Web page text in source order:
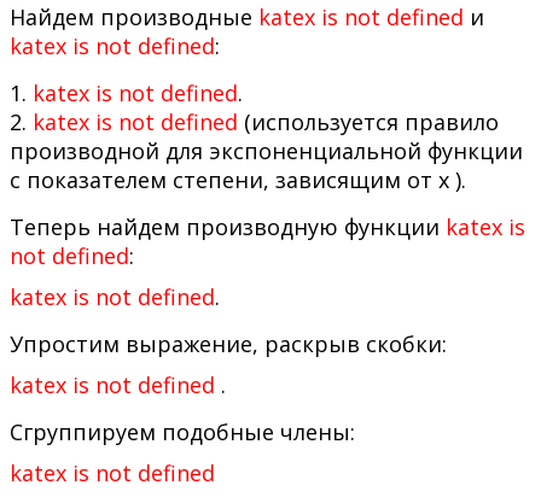
Найдем производные katex is not defined и
katex is not defined:
1. katex is not defined.
2. katex is not defined (используется правило
производной для экспоненциальной функции
с показателем степени, зависящим от x ).
Теперь найдем производную функции katex is
not defined:
katex is not defined.
Упростим выражение, раскрыв скобки:
katex is not defined .
Сгруппируем подобные члены:
katex is not defined